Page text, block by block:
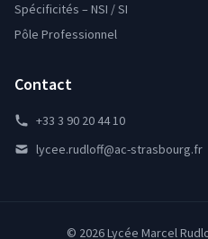
Spécificités – NSI / SI
Pôle Professionnel
Contact
+33 3 90 20 44 10
lycee.rudloff@ac-strasbourg.fr
© 2026 Lycée Marcel